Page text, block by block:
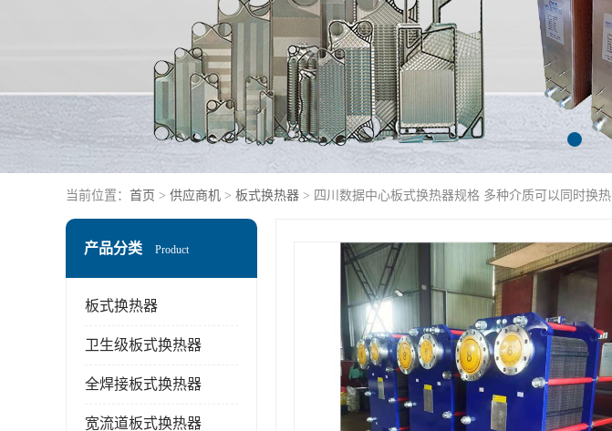
当前位置： 首页 > 供应商机 > 板式换热器 > 四川数据中心板式换热器规格 多种介质可以同时换热
产品分类 Product
板式换热器
卫生级板式换热器
全焊接板式换热器
宽流道板式换热器